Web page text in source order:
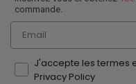
commande.
Email
J'accepte les termes
Privacy Policy